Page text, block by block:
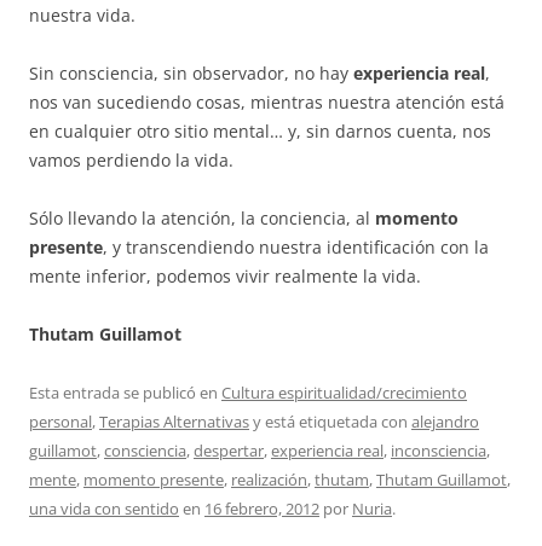
nuestra vida.
Sin consciencia, sin observador, no hay experiencia real,
nos van sucediendo cosas, mientras nuestra atención está
en cualquier otro sitio mental… y, sin darnos cuenta, nos
vamos perdiendo la vida.
Sólo llevando la atención, la conciencia, al momento
presente, y transcendiendo nuestra identificación con la
mente inferior, podemos vivir realmente la vida.
Thutam Guillamot
Esta entrada se publicó en Cultura espiritualidad/crecimiento
personal,Terapias Alternativasy está etiquetada con alejandro
guillamot,consciencia,despertar,experiencia real, inconsciencia,
mente, momento presente, realización,thutam,Thutam Guillamot,
una vida con sentido en 16 febrero, 2012 por Nuria.